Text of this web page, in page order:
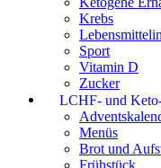
Krebs
Sport
Vitamin D
Zucker
LCHF- und
Menüs
Brot und
Frühstück